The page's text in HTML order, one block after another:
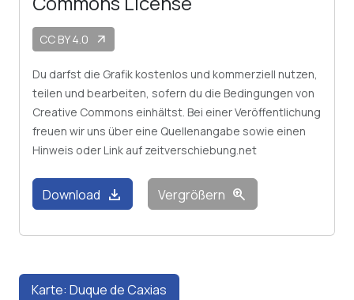
CC BY 4.0 arrow_outward
Du darfst die Grafik kostenlos und kommerziell nutzen,
teilen und bearbeiten, sofern du die Bedingungen von
Creative Commons einhältst. Bei einer Veröffentlichung
freuen wir uns über eine Quellenangabe sowie einen
Hinweis oder Link auf zeitverschiebung.net
Download download Vergrößern zoom_in
Karte: Duque de Caxias